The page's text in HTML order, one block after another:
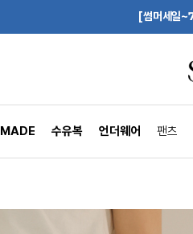
[썸머세일
MADE 수유복 언더웨어 팬츠